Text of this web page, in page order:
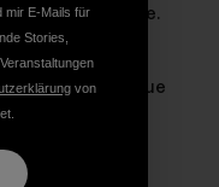
the White House.
Avenue
25 states.
mir E-Mails für
Stories,
von